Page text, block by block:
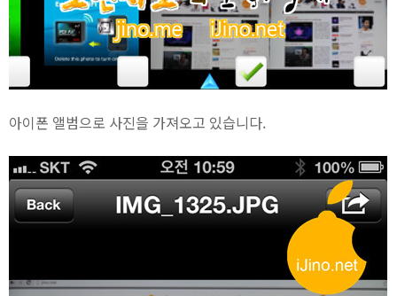
아이폰 앨범으로 사진을 가져오고 있습니다.